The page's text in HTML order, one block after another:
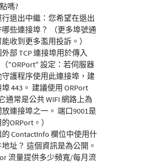
嗎?
退出中繼：您希望在退出
些連接埠？ （更多埠號通
收到更多濫用投訴。）
部 TCP 連接埠用於傳入
"ORPort" 設定：若伺服器
守護程序使用此連接埠，建
443。 建議使用 ORPort
通常是公共 WIFI 網路上為
連接埠之一。 端口9001是
ORPort。）
ContactInfo 欄位中使用什
址？ 這個資訊是為公開。
流量提供多少頻寬/每月流